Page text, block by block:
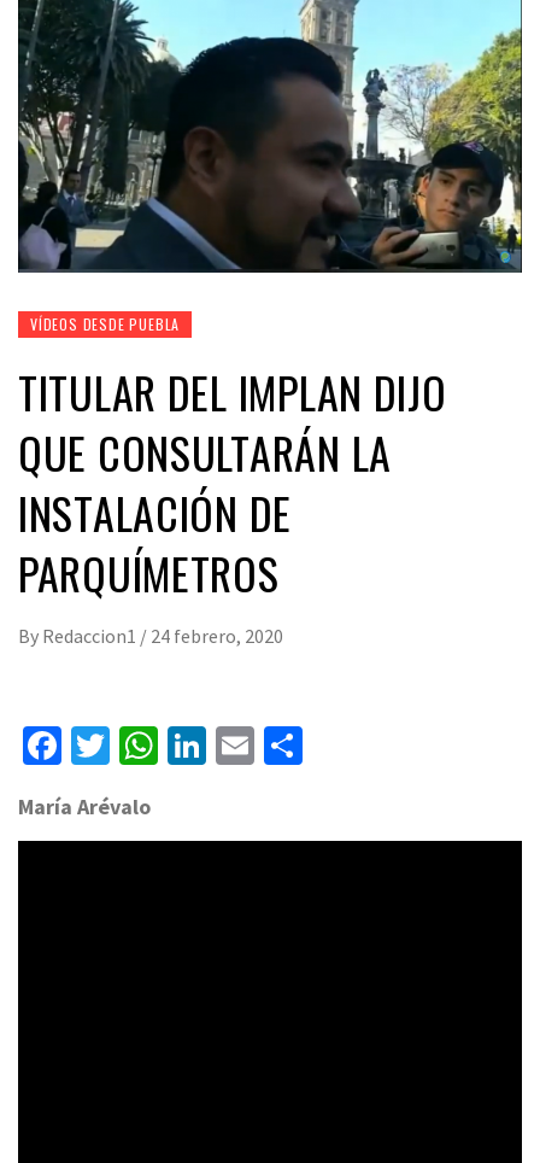
VÍDEOS DESDE PUEBLA
TITULAR DEL IMPLAN DIJO
QUE CONSULTARÁN LA
INSTALACIÓN DE
PARQUÍMETROS
By Redaccion1 / 24 febrero, 2020
Facebook
Twitter
WhatsApp
LinkedIn
Email
María Arévalo